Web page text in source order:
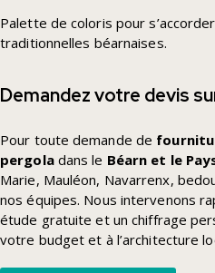
Palette de coloris pour
traditionnelles béarnaises.
Demandez votre devis
Pour toute demande de
pergoladans le Béarn et le
Marie, Mauléon, Navarrenx,
nos équipes. Nous intervenons
étude gratuite et un chiffrage
votre budget et à l’architecture